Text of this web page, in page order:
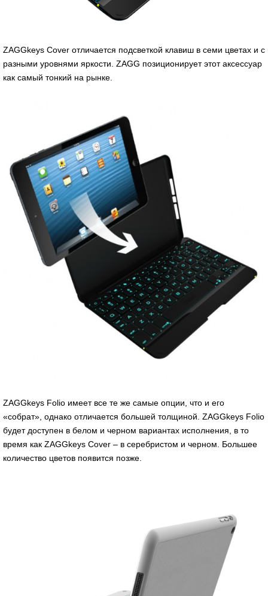
ZAGGkeys Cover отличается подсветкой клавиш в семи цветах и с
разными уровнями яркости. ZAGG позиционирует этот аксессуар
как самый тонкий на рынке.
ZAGGkeys Folio имеет все те же самые опции, что и его
«собрат», однако отличается большей толщиной. ZAGGkeys Folio
будет доступен в белом и черном вариантах исполнения, в то
время как ZAGGkeys Cover – в серебристом и черном. Большее
количество цветов появится позже.